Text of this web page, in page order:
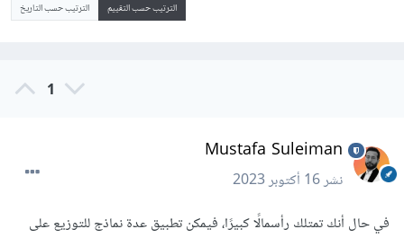
الترتيب حسب التقييم الترتيب حسب التاريخ
1
Mustafa Suleiman
نشر16 أكتوبر 2023
في حال أنك تمتلك رأسمالًا كبيرًا، فيمكن تطبيق عدة نماذج للتوزيع على